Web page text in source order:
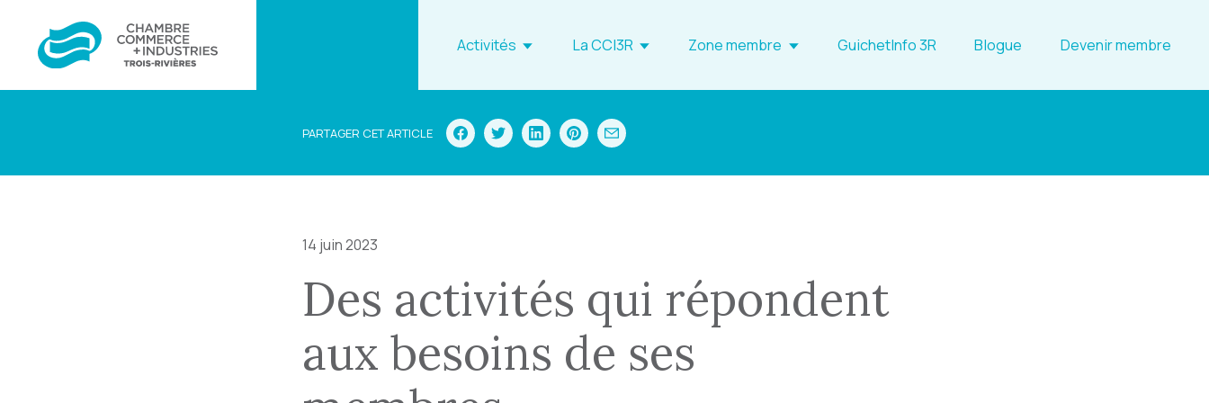
Activités La CCI3R Zone membre GuichetInfo 3R Blogue Devenir membre
PARTAGER CET ARTICLE
14 juin 2023
Des activités qui répondent
aux besoins de ses